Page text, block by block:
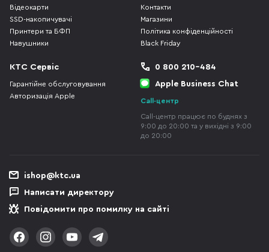
Відеокарти
SSD-накопичувачі
Принтери та БФП
Навушники
Контакти
Магазини
Політика конфіденційності
Black Friday
КТС Сервіс
Гарантійне обслуговування
Авторизація Apple
0 800 210-484
Apple Business Chat
Call-центр
Call-центр працює по буднях з
9:00 до 20:00 та у вихідні з 9:00
до 20:00
ishop@ktc.ua
Написати директору
Повідомити про помилку на сайті